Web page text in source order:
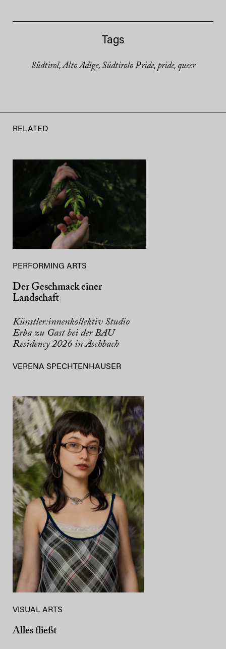
Tags
Südtirol,Alto Adige, Südtirolo Pride, pride, queer
RELATED
PERFORMING ARTS
Der Geschmack einer
Landschaft
Künstler:innenkollektiv Studio
Erba zu Gast bei der BAU
Residency 2026 in Aschbach
VERENA SPECHTENHAUSER
VISUAL ARTS
Alles fließt